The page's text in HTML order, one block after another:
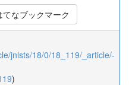
てなブックマーク
jnlsts/18/0/18_119/_article/-
)